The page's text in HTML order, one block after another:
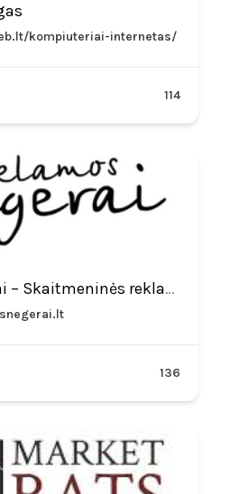
kompiuteriai-internetas/
114
Be reklamos gerai – Skaitmeninės reklamos agentūra
136